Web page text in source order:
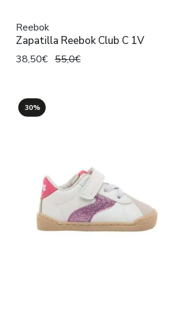
Reebok
Zapatilla Reebok Club C 1V
38,50€ 55,0€
30%